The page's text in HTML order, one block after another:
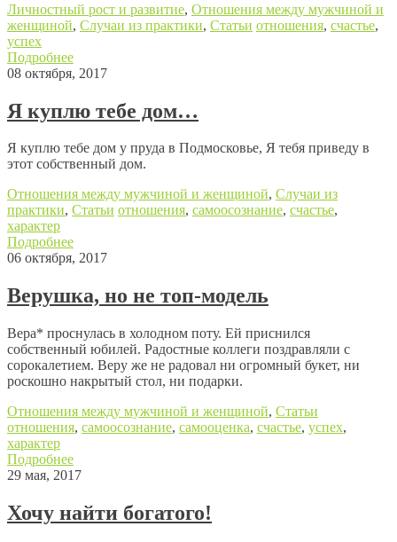
Личностный рост и развитие, Отношения между мужчиной и
женщиной, Случаи из практики, Статьи отношения, счастье,
успех
Подробнее
08 октября, 2017
Я куплю тебе дом…
Я куплю тебе дом у пруда в Подмосковье, Я тебя приведу в
этот собственный дом.
Отношения между мужчиной и женщиной, Случаи из
практики, Статьи отношения, самоосознание, счастье,
характер
Подробнее
06 октября, 2017
Верушка, но не топ-модель
Вера* проснулась в холодном поту. Ей приснился
собственный юбилей. Радостные коллеги поздравляли с
сорокалетием. Веру же не радовал ни огромный букет, ни
роскошно накрытый стол, ни подарки.
Отношения между мужчиной и женщиной, Статьи
отношения, самоосознание, самооценка, счастье, успех,
характер
Подробнее
29 мая, 2017
Хочу найти богатого!